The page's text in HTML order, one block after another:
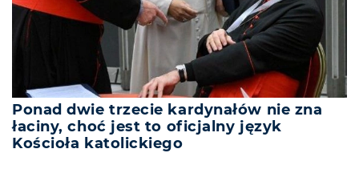
Ponad dwie trzecie kardynałów nie zna
łaciny, choć jest to oficjalny język
Kościoła katolickiego